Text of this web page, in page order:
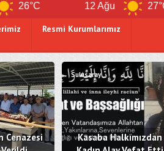
27°C
Resmi Kurumlarımız
Cenazesi
Sulusaray
Kasaba Halkımızdan